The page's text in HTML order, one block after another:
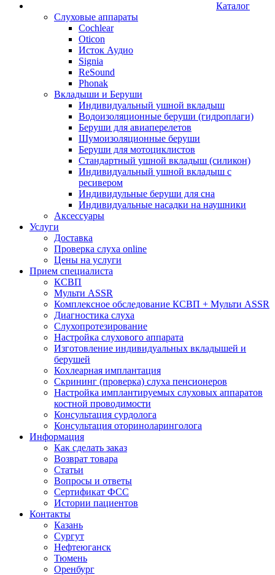
Каталог
Слуховые аппараты
Cochlear
Oticon
Исток Аудио
Signia
ReSound
Phonak
Вкладыши и Беруши
Индивидуальный ушной вкладыш
Водоизоляционные беруши (гидроплаги)
Беруши для авиаперелетов
Шумоизоляционные беруши
Беруши для мотоциклистов
Стандартный ушной вкладыш (силикон)
Индивидуальный ушной вкладыш с
ресивером
Индивидульные беруши для сна
Индивидуальные насадки на наушники
Аксессуары
Услуги
Доставка
Проверка слуха online
Цены на услуги
Прием специалиста
КСВП
Мульти ASSR
Комплексное обследование КСВП + Мульти ASSR
Диагностика слуха
Слухопротезирование
Настройка слухового аппарата
Изготовление индивидуальных вкладышей и
берушей
Кохлеарная имплантация
Скрининг (проверка) слуха пенсионеров
Настройка имплантируемых слуховых аппаратов
костной проводимости
Консультация сурдолога
Консультация оториноларинголога
Информация
Как сделать заказ
Возврат товара
Статьи
Вопросы и ответы
Сертификат ФСС
Истории пациентов
Контакты
Казань
Сургут
Нефтеюганск
Тюмень
Оренбург